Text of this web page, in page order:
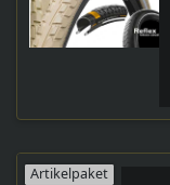
Artikelpaket